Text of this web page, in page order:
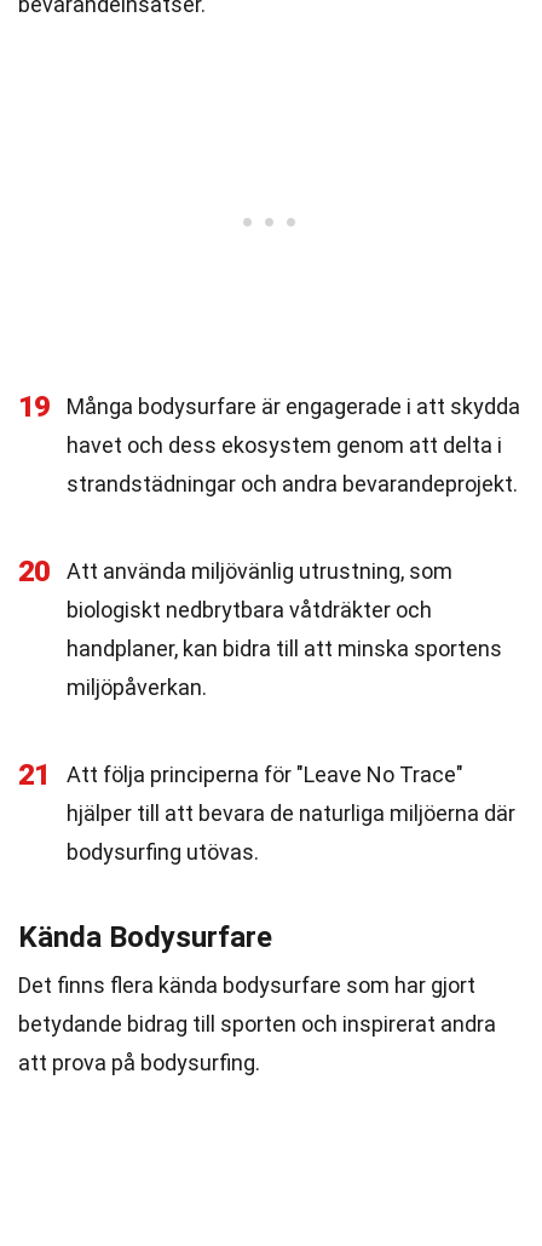
19
Många bodysurfare är engagerade i att skydda
havet och dess ekosystem genom att delta i
strandstädningar och andra bevarandeprojekt.
20
Att använda miljövänlig utrustning, som
biologiskt nedbrytbara våtdräkter och
handplaner, kan bidra till att minska sportens
miljöpåverkan.
21
Att följa principerna för "Leave No Trace"
hjälper till att bevara de naturliga miljöerna där
bodysurfing utövas.
Kända Bodysurfare
Det finns flera kända bodysurfare som har gjort
betydande bidrag till sporten och inspirerat andra
att prova på bodysurfing.